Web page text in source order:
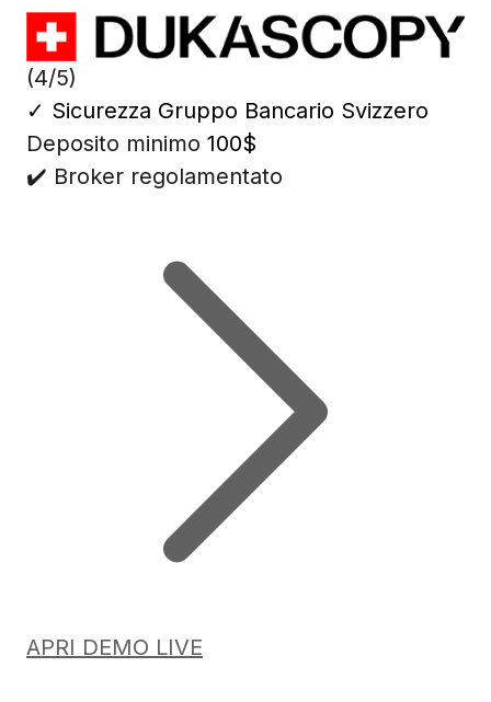
(4/5)
✓ Sicurezza Gruppo Bancario Svizzero
Deposito minimo 100$
✔️ Broker regolamentato
APRI DEMO LIVE